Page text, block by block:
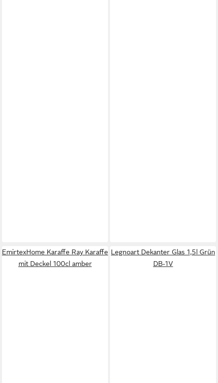
EmirtexHome Karaffe Ray Karaffe
mit Deckel 100cl amber
Legnoart Dekanter Glas 1,5l Grün
DB-1V